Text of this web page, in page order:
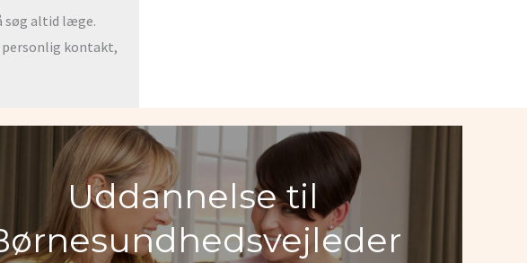
søg altid læge.
kontakt,
Uddannelse til